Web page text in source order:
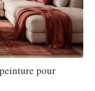
pour